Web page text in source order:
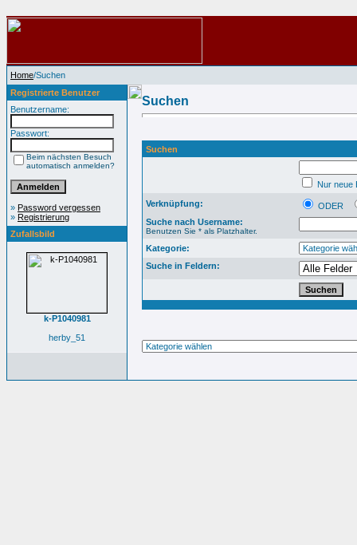
Home/Suchen
Registrierte Benutzer
Benutzername:
Passwort:
Beim nächsten Besuch
automatisch anmelden?
» Password vergessen
» Registrierung
Zufallsbild
k-P1040981
herby_51
Suchen
Suchen
Nur neue
Verknüpfung:
ODER
Suche nach Username:
Benutzen Sie * als Platzhalter.
Kategorie:
Suche in Feldern: